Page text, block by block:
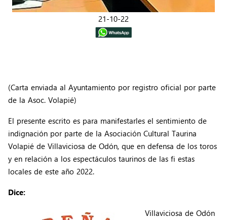
21-10-22
(Carta enviada al Ayuntamiento por registro oficial por parte
de la Asoc. Volapié)
El presente escrito es para manifestarles el sentimiento de
indignación por parte de la Asociación Cultural Taurina
Volapié de Villaviciosa de Odón, que en defensa de los toros
y en relación a los espectáculos taurinos de las fi estas
locales de este año 2022.
Dice:
Villaviciosa de Odón